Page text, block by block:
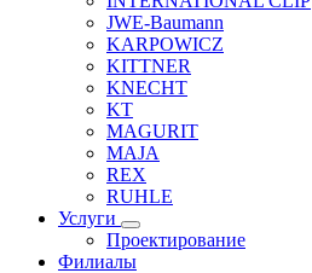
JWE-Baumann
KARPOWICZ
KITTNER
KNECHT
KT
MAGURIT
MAJA
REX
RUHLE
Услуги
Проектирование
Филиалы